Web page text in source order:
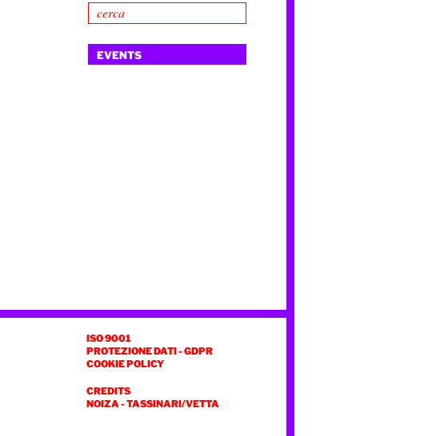
EVENTS
ISO 9001
PROTEZIONE DATI - GDPR
COOKIE POLICY
CREDITS
NOIZA- TASSINARI/VETTA